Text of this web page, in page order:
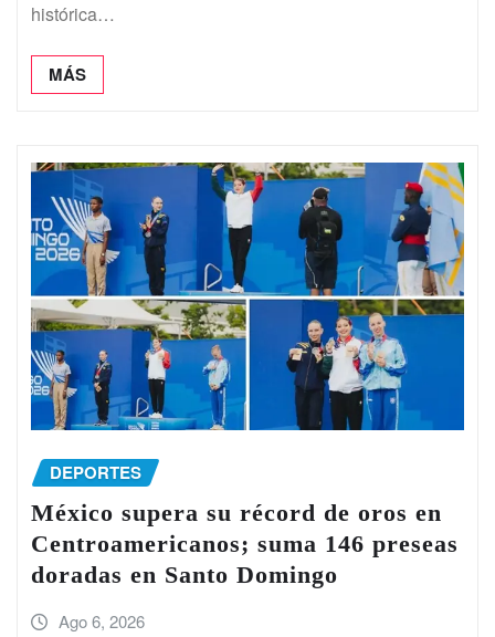
histórica…
MÁS
DEPORTES
México supera su récord de oros en
Centroamericanos; suma 146 preseas
doradas en Santo Domingo
Ago 6, 2026